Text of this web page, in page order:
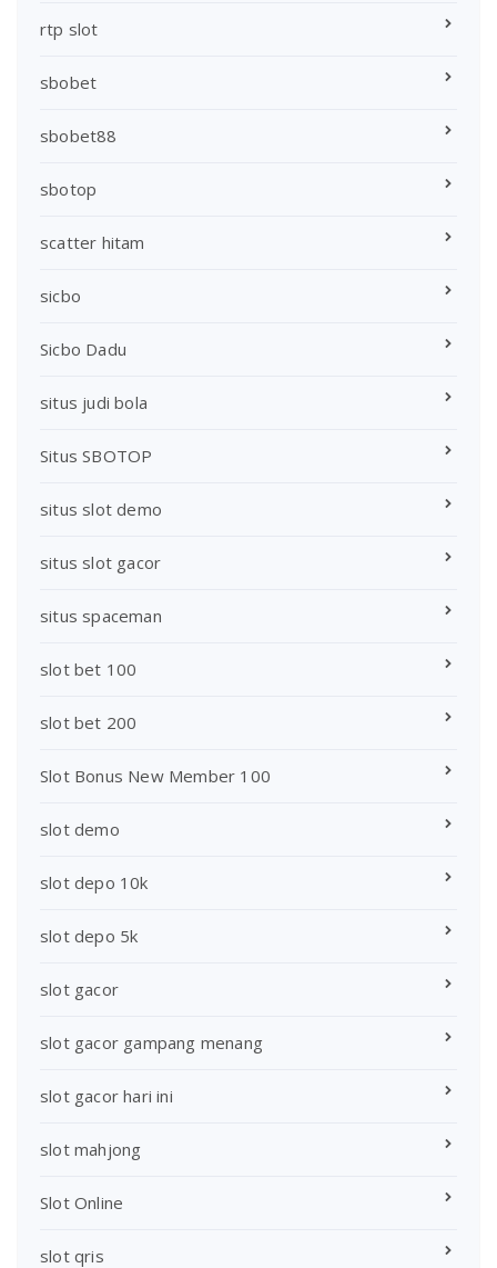
rtp slot
sbobet
sbobet88
sbotop
scatter hitam
sicbo
Sicbo Dadu
situs judi bola
Situs SBOTOP
situs slot demo
situs slot gacor
situs spaceman
slot bet 100
slot bet 200
Slot Bonus New Member 100
slot demo
slot depo 10k
slot depo 5k
slot gacor
slot gacor gampang menang
slot gacor hari ini
slot mahjong
Slot Online
slot qris